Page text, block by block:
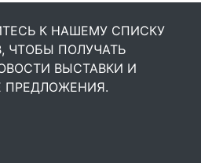
К НАШЕМУ СПИСКУ
ЧТОБЫ ПОЛУЧАТЬ
ВЫСТАВКИ И
ПРЕДЛОЖЕНИЯ.